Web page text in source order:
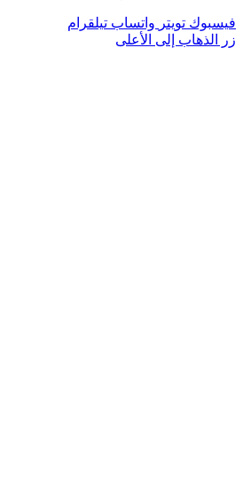
فيسبوك تويتر واتساب تيلقرام
زر الذهاب إلى الأعلى